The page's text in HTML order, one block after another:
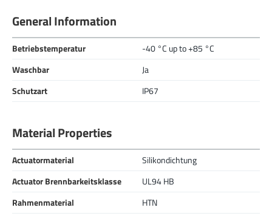
General Information
Betriebstemperatur
-40 °C up to +85 °C
Waschbar
Ja
Schutzart
IP67
Material Properties
Actuatormaterial
Silikondichtung
Actuator Brennbarkeitsklasse
UL94 HB
Rahmenmaterial
HTN